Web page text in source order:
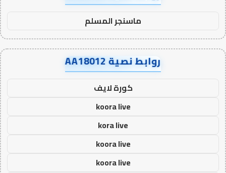
ماسنجر المسلم
روابط نصية AA18012
كورة لايف
koora live
kora live
koora live
koora live